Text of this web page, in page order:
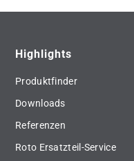
Highlights
Produktfinder
Downloads
Referenzen
Roto Ersatzteil-Service